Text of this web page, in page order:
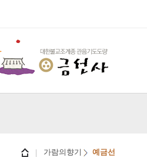
가람의향기 예금선